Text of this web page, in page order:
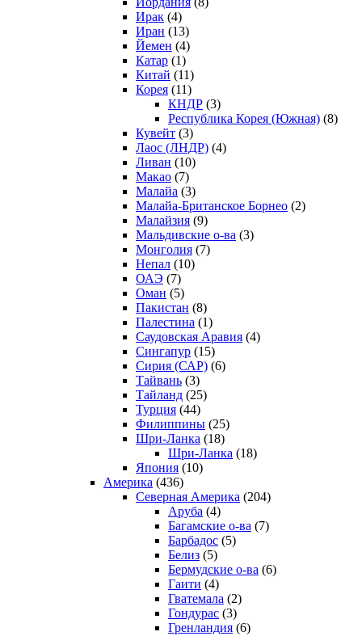
Ирак (4)
Иран (13)
Йемен (4)
Катар (1)
Китай (11)
Корея (11)
КНДР (3)
Республика Корея (Южная) (8)
Кувейт (3)
Лаос (ЛНДР) (4)
Ливан (10)
Макао (7)
Малайа (3)
Малайа-Британское Борнео (2)
Малайзия (9)
Мальдивские о-ва (3)
Монголия (7)
Непал (10)
ОАЭ (7)
Оман (5)
Пакистан (8)
Палестина (1)
Саудовская Аравия (4)
Сингапур (15)
Сирия (САР) (6)
Тайвань (3)
Тайланд (25)
Турция (44)
Филиппины (25)
Шри-Ланка (18)
Шри-Ланка (18)
Япония (10)
Америка (436)
Северная Америка (204)
Аруба (4)
Багамские о-ва (7)
Барбадос (5)
Белиз (5)
Бермудские о-ва (6)
Гаити (4)
Гватемала (2)
Гондурас (3)
Гренландия (6)